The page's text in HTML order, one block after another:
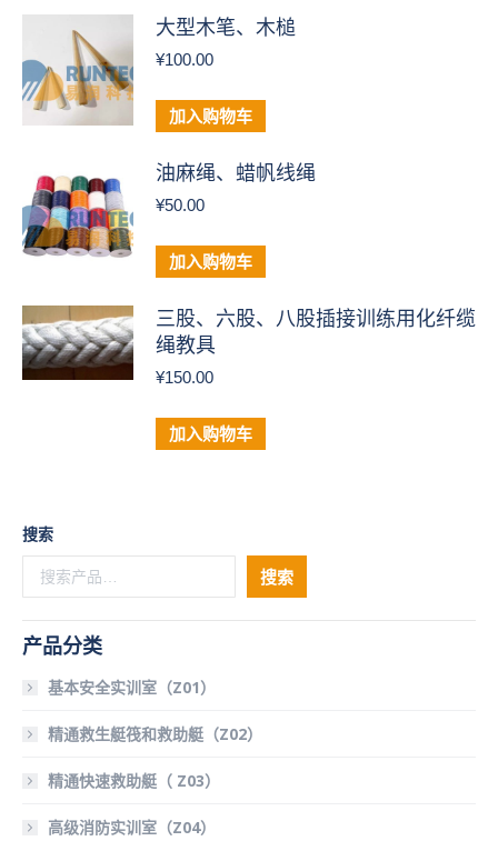
大型木笔、木槌
¥100.00
加入购物车
油麻绳、蜡帆线绳
¥50.00
加入购物车
三股、六股、八股插接训练用化纤缆
绳教具
¥150.00
加入购物车
搜索
搜索
产品分类
基本安全实训室（Z01）
精通救生艇筏和救助艇（Z02）
精通快速救助艇（ Z03）
高级消防实训室（Z04）